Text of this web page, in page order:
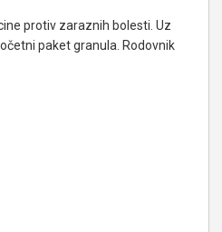
protiv zaraznih bolesti. Uz
paket granula. Rodovnik